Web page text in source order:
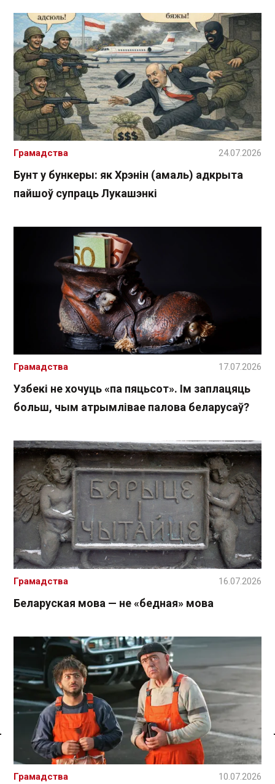
Спасылка без VPN
Бунт у бункеры: як Хрэнін (амаль) адкрыта
пайшоў супраць Лукашэнкі
Грамадства 24.07.2026
Узбекі не хочуць «па пяцьсот». Ім заплацяць
больш, чым атрымлівае палова беларусаў?
Грамадства 17.07.2026
Беларуская мова — не «бедная» мова
Грамадства 16.07.2026
Грамадства 10.07.2026